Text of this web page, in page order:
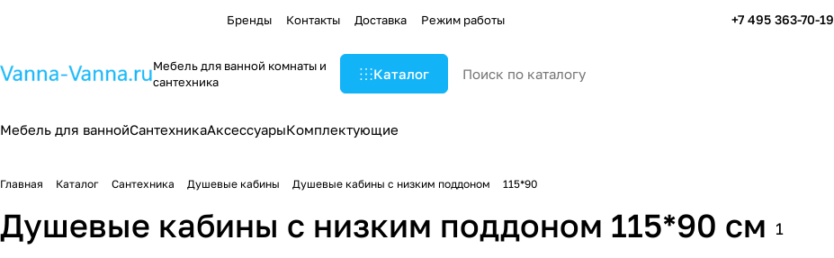
Бренды Контакты Доставка Режим работы +7 495 363-70-19
Мебель для ванной комнаты и
сантехника
Каталог
Мебель для ваннойСантехникаАксессуарыКомплектующие
Главная Каталог Сантехника Душевые кабины Душевые кабины с низким поддоном 115*90
Душевые кабины с низким поддоном 115*90 см 1